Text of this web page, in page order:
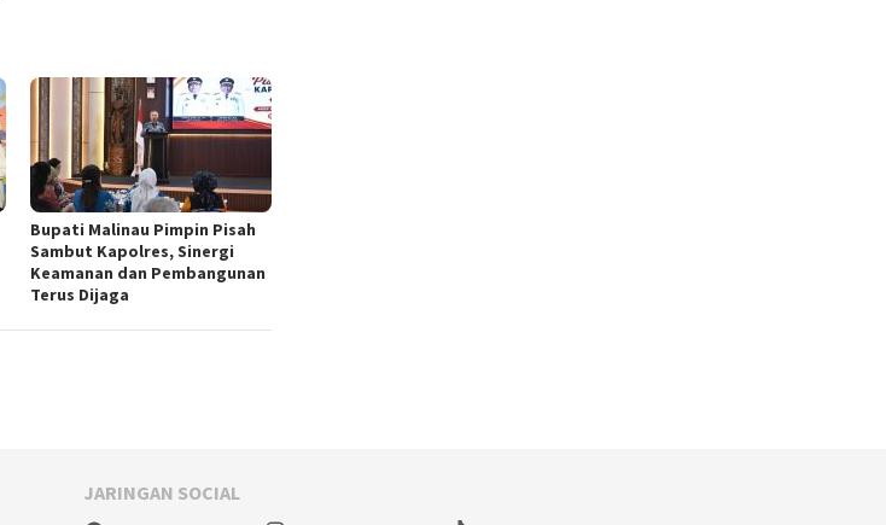
Bupati Malinau Pimpin Pisah
Sambut Kapolres, Sinergi
Keamanan dan Pembangunan
Terus Dijaga
JARINGAN SOCIAL